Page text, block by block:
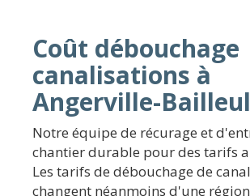
Coût débouchage
canalisations à
Angerville-Bailleul
Notre équipe de récurage et
chantier durable pour des tarifs
Les tarifs de débouchage de
changent néanmoins d'une